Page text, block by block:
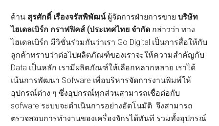
ด้าน สุรศักดิ์ เรืองจรัสพิพัฒน์ ผู้จัดการฝ่ายการขายบริษัท
ไฮเดลเบิร์ก กราฟฟิคส์ (ประเทศไทย จำกัด กล่าวว่า ทาง
ไฮเดลเบิร์ก มีวิชั่นร่วมกันว่าเรา Go Digital เป็นการสื่อให้กับ
ลูกค้าทราบว่าต่อไปผลิตภัณฑ์ของเราจะให้ความสำคัญกับ
Data เป็นหลัก เรามีผลิตภัณฑ์ให้เลือกหลากหลาย เราได้
เน้นการพัฒนา Sofware เพื่อบริหารจัดการงานพิมพ์ให้
อุปกรณ์ต่าง ๆ ซึ่งอุปกรณ์ทุกส่วนสามารถเชื่อต่อกับ
sofware ระบบจะดำเนินการอย่างอัตโนมัติ จึงสามารถ
ตรวจสอบการทำงานของเครื่องจักรได้ทันที รวมทั้งอุปกรณ์